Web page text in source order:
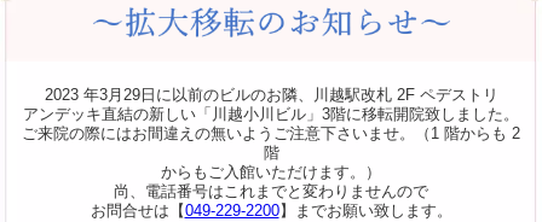
2023 年3月29日に以前のビルのお隣、川越駅改札 2F ペデストリ
アンデッキ直結の新しい「川越小川ビル」3階に移転開院致しました。
ご来院の際にはお間違えの無いようご注意下さいませ。（1 階からも 2
階
からもご入館いただけます。）
尚、電話番号はこれまでと変わりませんので
お問合せは【049-229-2200】までお願い致します。